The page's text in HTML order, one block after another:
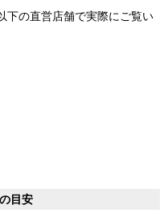
下の直営店舗で実際にご覧い
目安